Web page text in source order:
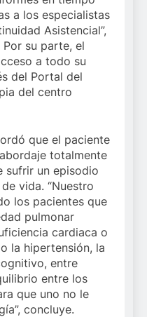
a los especialistas
Asistencial”,
Por su parte, el
a todo su
del Portal del
del centro
que el paciente
totalmente
sufrir un episodio
vida. “Nuestro
los pacientes que
pulmonar
cardiaca o
la hipertensión, la
entre
entre los
que uno no le
concluye.